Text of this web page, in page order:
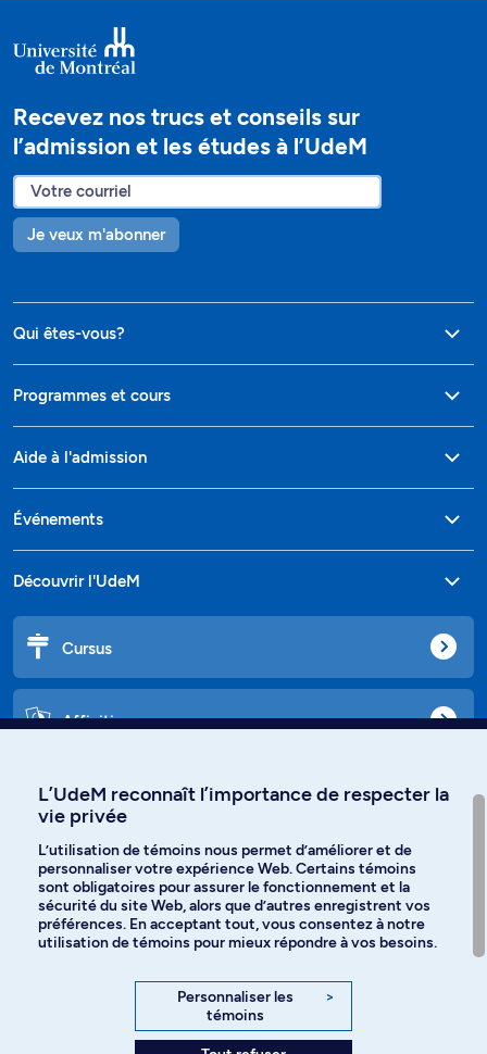
Recevez nos trucs et conseils sur
l’admission et les études à l’UdeM
Je veux m'abonner
Qui êtes-vous?
Programmes et cours
Aide à l'admission
Événements
Découvrir l'UdeM
Cursus
Affiniti
Langues
Facebook Instagram
TikTok YouTube
L’UdeM reconnaît l’importance de respecter la
vie privée
L’utilisation de témoins nous permet d’améliorer et de
personnaliser votre expérience Web. Certains témoins
sont obligatoires pour assurer le fonctionnement et la
sécurité du site Web, alors que d’autres enregistrent vos
préférences. En acceptant tout, vous consentez à notre
utilisation de témoins pour mieux répondre à vos besoins.
Personnaliser les
témoins
>